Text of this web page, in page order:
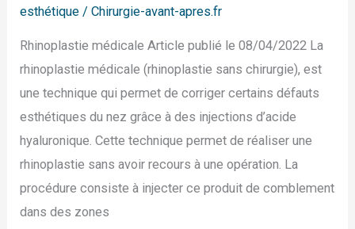
esthétique /Chirurgie-avant-apres.fr
Rhinoplastie médicale Article publié le 08/04/2022 La
rhinoplastie médicale (rhinoplastie sans chirurgie), est
une technique qui permet de corriger certains défauts
esthétiques du nez grâce à des injections d’acide
hyaluronique. Cette technique permet de réaliser une
rhinoplastie sans avoir recours à une opération. La
procédure consiste à injecter ce produit de comblement
dans des zones